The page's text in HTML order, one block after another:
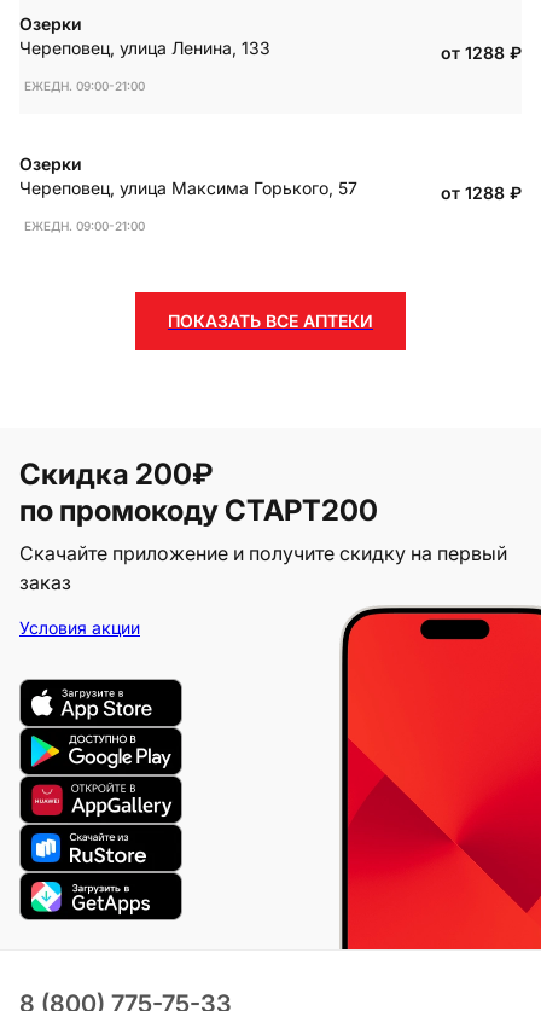
Озерки
Череповец, улица Ленина, 133
ЕЖЕДН. 09:00-21:00
от 1288₽
Озерки
Череповец, улица Максима Горького, 57
ЕЖЕДН. 09:00-21:00
от 1288₽
ПОКАЗАТЬ ВСЕ АПТЕКИ
Скидка 200₽
по промокоду СТАРТ200
Скачайте приложение и получите скидку на первый
заказ
Условия акции
8 (800) 775-75-33